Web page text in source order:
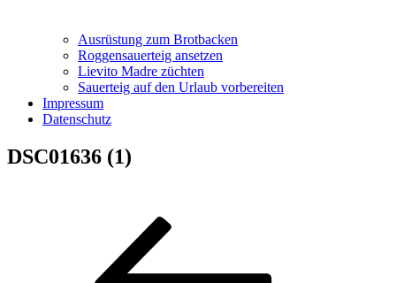
Ausrüstung zum Brotbacken
Roggensauerteig ansetzen
Lievito Madre züchten
Sauerteig auf den Urlaub vorbereiten
Impressum
Datenschutz
DSC01636 (1)
Beitragsnavigation